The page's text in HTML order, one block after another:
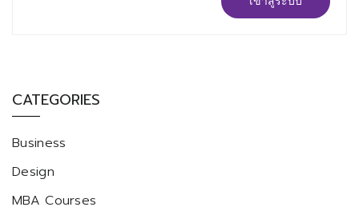
CATEGORIES
Business
Design
MBA Courses